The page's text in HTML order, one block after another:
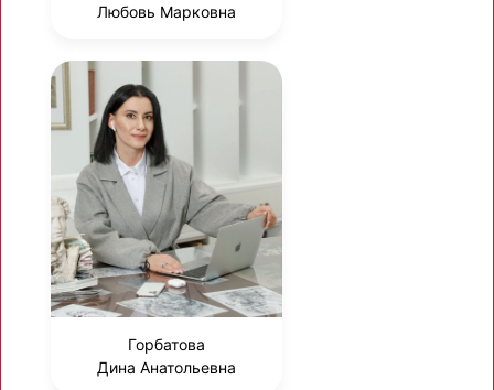
Любовь Марковна
Горбатова
Дина Анатольевна